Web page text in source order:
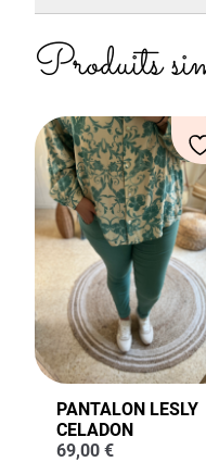
Produits
PANTALON LESLY
CELADON
69,00 €